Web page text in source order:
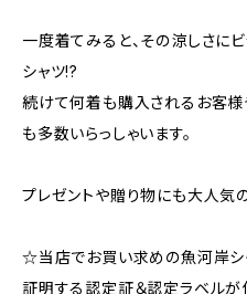
一度着てみると、その涼しさに
シャツ!?
続けて何着も購入されるお客
も多数いらっしゃいます。
プレゼントや贈り物にも大人気
☆当店でお買い求めの魚河岸シ
証明する認定証＆認定ラベルが